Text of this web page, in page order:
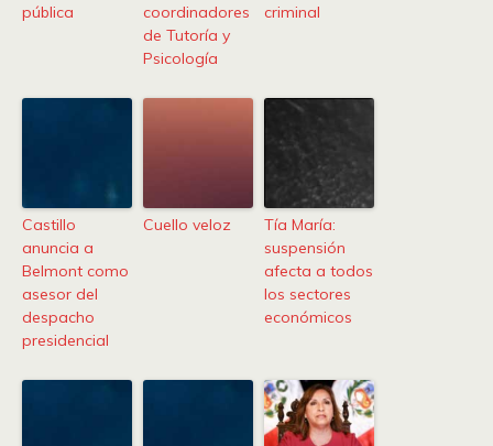
pública
coordinadores
de Tutoría y
Psicología
criminal
Castillo
anuncia a
Belmont como
asesor del
despacho
presidencial
Cuello veloz
Tía María:
suspensión
afecta a todos
los sectores
económicos